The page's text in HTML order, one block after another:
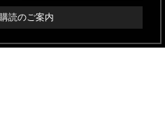
読のご案内